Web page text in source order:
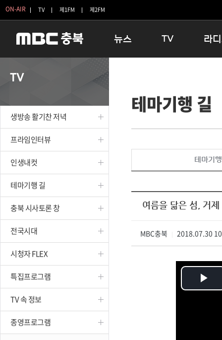
ON-AIR TV 제1FM 제2FM
뉴스
보은
옥천
TV
인생내컷
테마기행 길
시청자 FLEX
종영프로그램
라
16:00
우리 고
TV
생방송 활기찬 저녁
프라임인터뷰
인생내컷
테마기행 길
충북 시사토론 창
전국시대
시청자 FLEX
특집프로그램
TV 속 정보
종영프로그램
테마기행 길
테마기
여름을 닮은 섬, 거제
MBC충북 2018.07.30